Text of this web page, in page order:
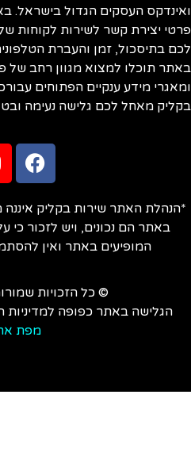
העסקים הגדול בישראל.
יצירת קשר לשירות לקוחות של
בתיסכול, זמן והעברת
תוכלו למצוא מגוון רחב של
מידע ענקיים הפתוחים
מאחל לכם גלישה נעימה
האתר שירות בקליק איננה
באתר הם נכונים, ויש לזכור כי
המופיעים באתר ואין
© כל הזכויות שמורות
הגלישה באתר כפופה
מפת